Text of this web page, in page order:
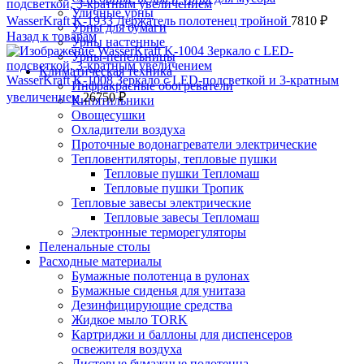
Уличные урны
Урны для бумаги
Урны настенные
Урны-пепельницы
Климатическая техника
Инфракрасные обогреватели
Кипятильники
Овощесушки
Охладители воздуха
Проточные водонагреватели электрические
Тепловентиляторы, тепловые пушки
Тепловые пушки Тепломаш
Тепловые пушки Тропик
Тепловые завесы электрические
Тепловые завесы Тепломаш
Электронные терморегуляторы
Пеленальные столы
Расходные материалы
Бумажные полотенца в рулонах
Бумажные сиденья для унитаза
Дезинфицирующие средства
Жидкое мыло TORK
Картриджи и баллоны для диспенсеров
освежителя воздуха
WasserKraft K-1933 Держатель полотенец тройной 7810 ₽
Назад к товарам
WasserKraft K-1008 Зеркало с LED-подсветкой и 3-кратным
увеличением26750₽